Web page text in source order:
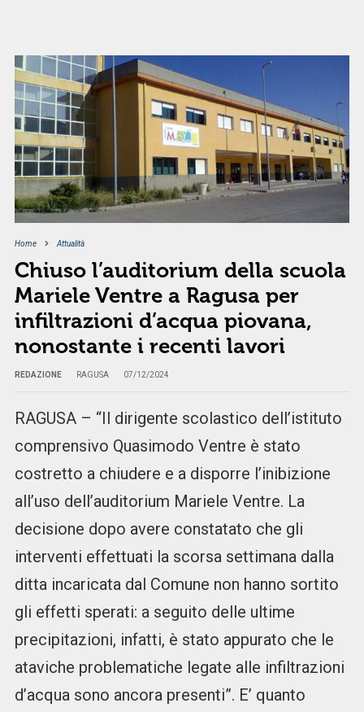
Home Attualità
Chiuso l’auditorium della scuola
Mariele Ventre a Ragusa per
infiltrazioni d’acqua piovana,
nonostante i recenti lavori
REDAZIONE RAGUSA 07/12/2024
RAGUSA – “Il dirigente scolastico dell’istituto
comprensivo Quasimodo Ventre è stato
costretto a chiudere e a disporre l’inibizione
all’uso dell’auditorium Mariele Ventre. La
decisione dopo avere constatato che gli
interventi effettuati la scorsa settimana dalla
ditta incaricata dal Comune non hanno sortito
gli effetti sperati: a seguito delle ultime
precipitazioni, infatti, è stato appurato che le
ataviche problematiche legate alle infiltrazioni
d’acqua sono ancora presenti”. E’ quanto